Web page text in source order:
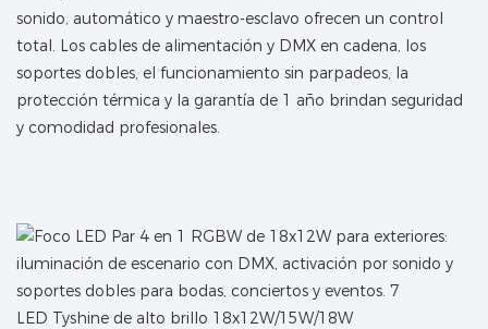
sonido, automático y maestro-esclavo ofrecen un control
total. Los cables de alimentación y DMX en cadena, los
soportes dobles, el funcionamiento sin parpadeos, la
protección térmica y la garantía de 1 año brindan seguridad
y comodidad profesionales.
LED Tyshine de alto brillo 18x12W/15W/18W